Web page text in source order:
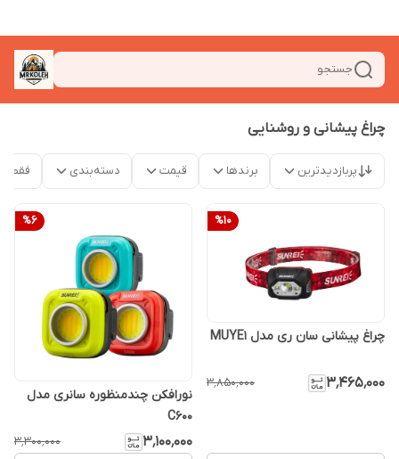
جستجو
چراغ پیشانی و روشنایی
پربازدیدترین برندها قیمت دسته‌بندی فقط
%10
چراغ پیشانی سان ری مدل MUYE1
۳٬۴۶۵٬۰۰۰ ۳٬۸۵۰٬۰۰۰
%6
نورافکن چندمنظوره سانری مدل
C600
۳٬۱۰۰٬۰۰۰ ۳٬۳۰۰٬۰۰۰